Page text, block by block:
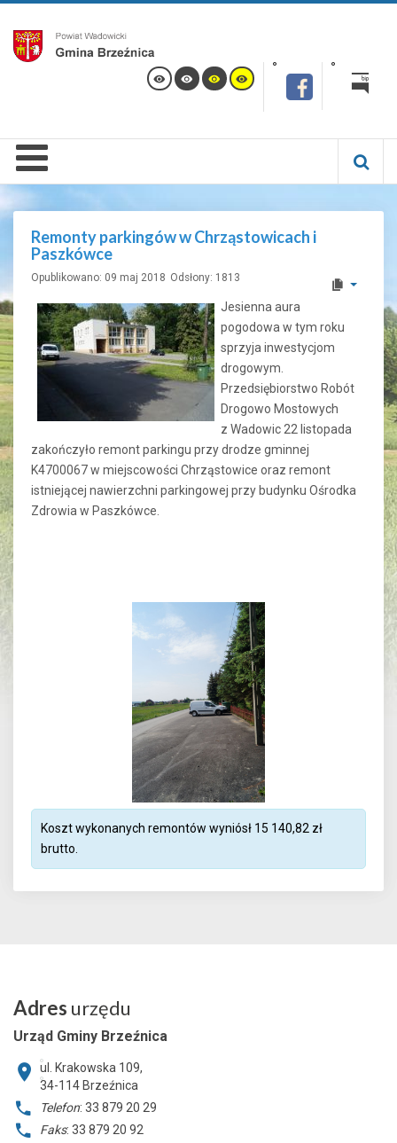
Remonty parkingów w Chrząstowicach i
Paszkówce
Opublikowano: 09 maj 2018 Odsłony: 1813
Jesienna aura
pogodowa w tym roku
sprzyja inwestycjom
drogowym.
Przedsiębiorstwo Robót
Drogowo Mostowych
z Wadowic 22 listopada
zakończyło remont parkingu przy drodze gminnej
K4700067 w miejscowości Chrząstowice oraz remont
istniejącej nawierzchni parkingowej przy budynku Ośrodka
Zdrowia w Paszkówce.
Koszt wykonanych remontów wyniósł 15 140,82 zł
brutto.
Adres urzędu
Urząd Gminy Brzeźnica
ul. Krakowska 109,
34-114 Brzeźnica
Telefon: 33 879 20 29
Faks: 33 879 20 92